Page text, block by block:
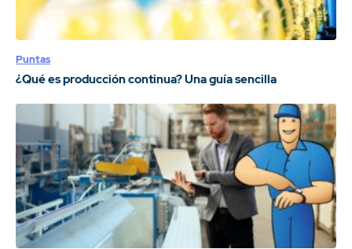
Puntas
¿Qué es producción continua? Una guía sencilla